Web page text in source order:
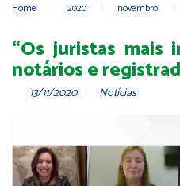
Home 2020 novembro
“Os juristas mais
notários e
13/11/2020 Notícias